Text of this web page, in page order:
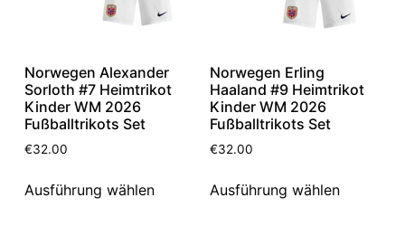
Norwegen Alexander
Sorloth #7 Heimtrikot
Kinder WM 2026
Fußballtrikots Set
€32.00
Ausführung wählen
Norwegen Erling
Haaland #9 Heimtrikot
Kinder WM 2026
Fußballtrikots Set
€32.00
Ausführung wählen